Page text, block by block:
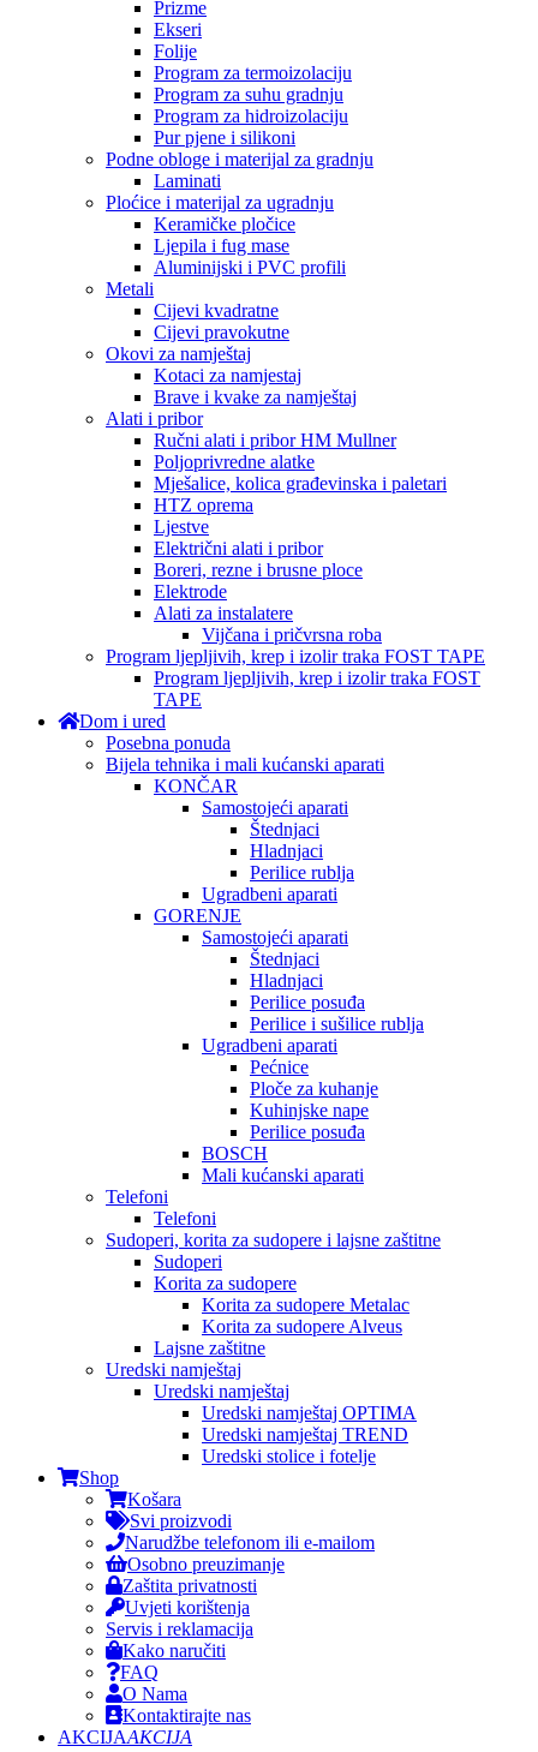
Prizme
Ekseri
Folije
Program za termoizolaciju
Program za suhu gradnju
Program za hidroizolaciju
Pur pjene i silikoni
Podne obloge i materijal za gradnju
Laminati
Ploćice i materijal za ugradnju
Keramičke pločice
Ljepila i fug mase
Aluminijski i PVC profili
Metali
Cijevi kvadratne
Cijevi pravokutne
Okovi za namještaj
Kotaci za namjestaj
Brave i kvake za namještaj
Alati i pribor
Ručni alati i pribor HM Mullner
Poljoprivredne alatke
Mješalice, kolica građevinska i paletari
HTZ oprema
Ljestve
Električni alati i pribor
Boreri, rezne i brusne ploce
Elektrode
Alati za instalatere
Vijčana i pričvrsna roba
Program ljepljivih, krep i izolir traka FOST TAPE
Program ljepljivih, krep i izolir traka FOST
TAPE
Dom i ured
Posebna ponuda
Bijela tehnika i mali kućanski aparati
KONČAR
Samostojeći aparati
Štednjaci
Hladnjaci
Perilice rublja
Ugradbeni aparati
GORENJE
Samostojeći aparati
Štednjaci
Hladnjaci
Perilice posuđa
Perilice i sušilice rublja
Ugradbeni aparati
Pećnice
Ploče za kuhanje
Kuhinjske nape
Perilice posuđa
BOSCH
Mali kućanski aparati
Telefoni
Telefoni
Sudoperi, korita za sudopere i lajsne zaštitne
Sudoperi
Korita za sudopere
Korita za sudopere Metalac
Korita za sudopere Alveus
Lajsne zaštitne
Uredski namještaj
Uredski namještaj
Uredski namještaj OPTIMA
Uredski namještaj TREND
Uredski stolice i fotelje
Shop
Košara
Svi proizvodi
Narudžbe telefonom ili e-mailom
Osobno preuzimanje
Zaštita privatnosti
Uvjeti korištenja
Servis i reklamacija
Kako naručiti
FAQ
O Nama
Kontaktirajte nas
AKCIJAAKCIJA